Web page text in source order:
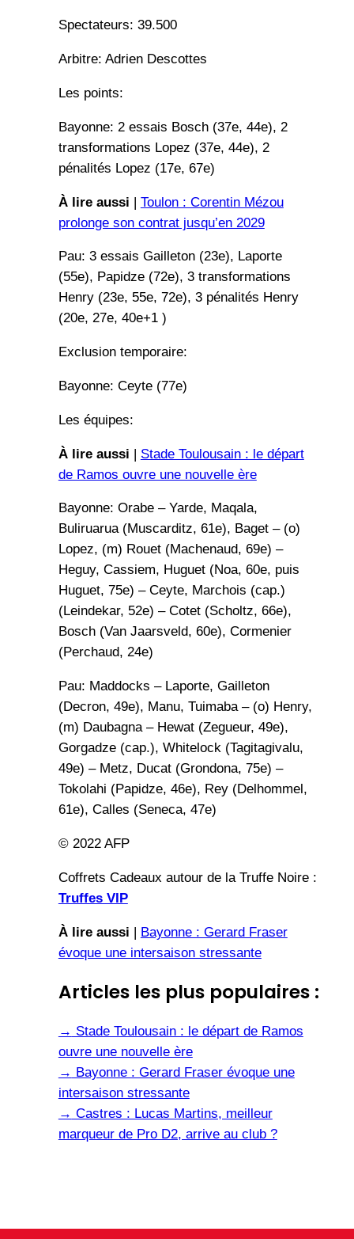
Spectateurs: 39.500
Arbitre: Adrien Descottes
Les points:
Bayonne: 2 essais Bosch (37e, 44e), 2
transformations Lopez (37e, 44e), 2
pénalités Lopez (17e, 67e)
À lire aussi | Toulon : Corentin Mézou
prolonge son contrat jusqu’en 2029
Pau: 3 essais Gailleton (23e), Laporte
(55e), Papidze (72e), 3 transformations
Henry (23e, 55e, 72e), 3 pénalités Henry
(20e, 27e, 40e+1 )
Exclusion temporaire:
Bayonne: Ceyte (77e)
Les équipes:
À lire aussi | Stade Toulousain : le départ
de Ramos ouvre une nouvelle ère
Bayonne: Orabe – Yarde, Maqala,
Buliruarua (Muscarditz, 61e), Baget – (o)
Lopez, (m) Rouet (Machenaud, 69e) –
Heguy, Cassiem, Huguet (Noa, 60e, puis
Huguet, 75e) – Ceyte, Marchois (cap.)
(Leindekar, 52e) – Cotet (Scholtz, 66e),
Bosch (Van Jaarsveld, 60e), Cormenier
(Perchaud, 24e)
Pau: Maddocks – Laporte, Gailleton
(Decron, 49e), Manu, Tuimaba – (o) Henry,
(m) Daubagna – Hewat (Zegueur, 49e),
Gorgadze (cap.), Whitelock (Tagitagivalu,
49e) – Metz, Ducat (Grondona, 75e) –
Tokolahi (Papidze, 46e), Rey (Delhommel,
61e), Calles (Seneca, 47e)
© 2022 AFP
Coffrets Cadeaux autour de la Truffe Noire :
Truffes VIP
À lire aussi | Bayonne : Gerard Fraser
évoque une intersaison stressante
Articles les plus populaires :
→ Stade Toulousain : le départ de Ramos
ouvre une nouvelle ère
→ Bayonne : Gerard Fraser évoque une
intersaison stressante
→ Castres : Lucas Martins, meilleur
marqueur de Pro D2, arrive au club ?